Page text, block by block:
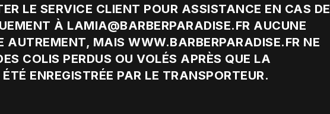
LE SERVICE CLIENT POUR ASSISTANCE EN CAS DE
À LAMIA@BARBERPARADISE.FR AUCUNE
AUTREMENT, MAIS WWW.BARBERPARADISE.FR NE
COLIS PERDUS OU VOLÉS APRÈS QUE LA
ENREGISTRÉE PAR LE TRANSPORTEUR.